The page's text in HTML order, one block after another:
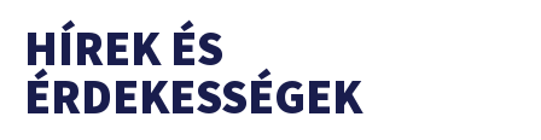
HÍREK ÉS
ÉRDEKESSÉGEK